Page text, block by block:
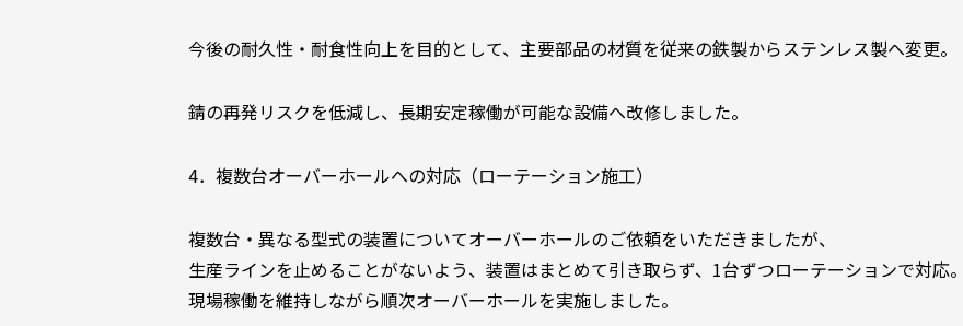
今後の耐久性・耐食性向上を目的として、主要部品の材質を従来の鉄製からステンレス製へ変更。
錆の再発リスクを低減し、長期安定稼働が可能な設備へ改修しました。
4．複数台オーバーホールへの対応（ローテーション施工）
複数台・異なる型式の装置についてオーバーホールのご依頼をいただきましたが、
生産ラインを止めることがないよう、装置はまとめて引き取らず、1台ずつローテーションで対応。
現場稼働を維持しながら順次オーバーホールを実施しました。